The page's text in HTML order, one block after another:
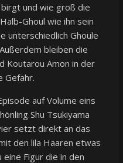
und wie groß die
Ghoul wie ihn sein
unterschiedlich Ghoule
bleiben die
Koutarou Amon in der
Gefahr.
auf Volume eins
Shu Tsukiyama
setzt direkt an das
den lila Haaren etwas
eine Figur die in den